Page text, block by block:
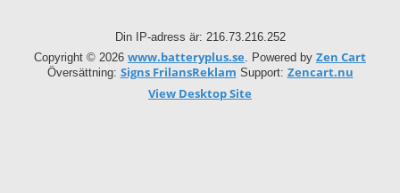
Din IP-adress är: 216.73.216.252
Copyright © 2026 www.batteryplus.se. Powered by Zen Cart
Översättning: Signs FrilansReklam Support: Zencart.nu
View Desktop Site